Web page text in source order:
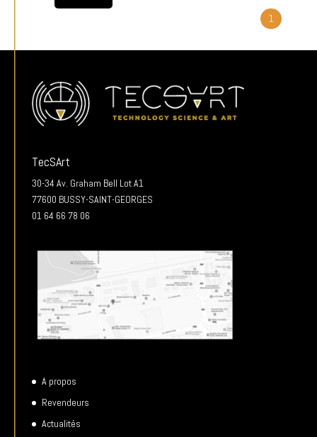
1
TecSArt
30-34 Av. Graham Bell Lot A1
77600 BUSSY-SAINT-GEORGES
01 64 66 78 06
A propos
Revendeurs
Actualités